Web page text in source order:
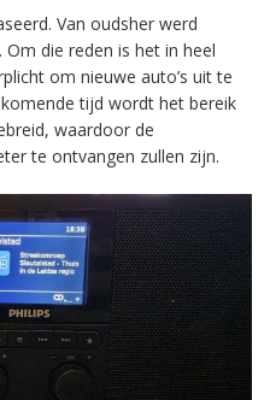
Van oudsher werd
die reden is het in heel
om nieuwe auto’s uit te
tijd wordt het bereik
waardoor de
te ontvangen zullen zijn.